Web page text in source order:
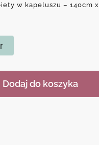
w kapeluszu – 140cm
Dodaj do koszyka